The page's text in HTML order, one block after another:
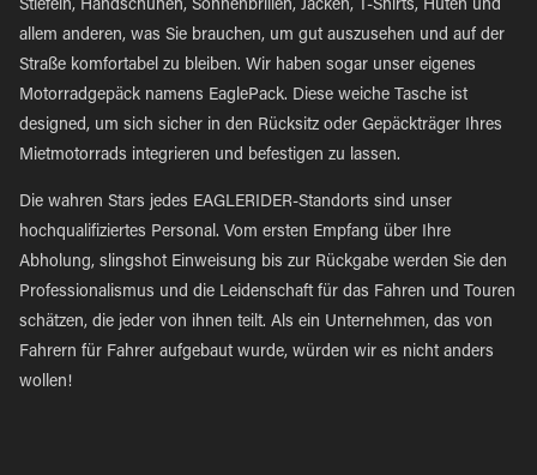
Stiefeln, Handschuhen, Sonnenbrillen, Jacken, T-Shirts, Hüten und
allem anderen, was Sie brauchen, um gut auszusehen und auf der
Straße komfortabel zu bleiben. Wir haben sogar unser eigenes
Motorradgepäck namens EaglePack. Diese weiche Tasche ist
designed, um sich sicher in den Rücksitz oder Gepäckträger Ihres
Mietmotorrads integrieren und befestigen zu lassen.
Die wahren Stars jedes EAGLERIDER-Standorts sind unser
hochqualifiziertes Personal. Vom ersten Empfang über Ihre
Abholung, slingshot Einweisung bis zur Rückgabe werden Sie den
Professionalismus und die Leidenschaft für das Fahren und Touren
schätzen, die jeder von ihnen teilt. Als ein Unternehmen, das von
Fahrern für Fahrer aufgebaut wurde, würden wir es nicht anders
wollen!